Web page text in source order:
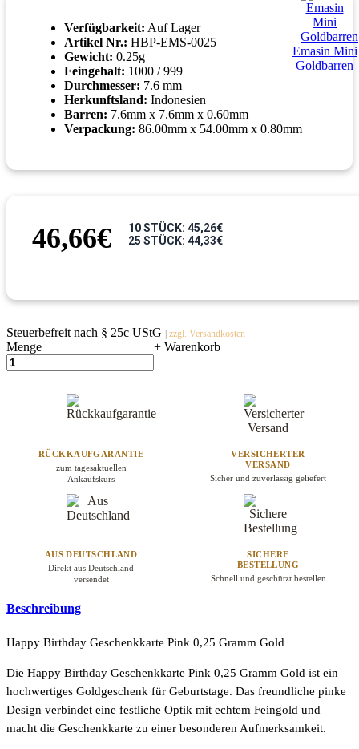
Verfügbarkeit: Auf Lager
Artikel Nr.: HBP-EMS-0025
Gewicht: 0.25g
Feingehalt: 1000 / 999
Durchmesser: 7.6 mm
Herkunftsland: Indonesien
Barren: 7.6mm x 7.6mm x 0.60mm
Verpackung: 86.00mm x 54.00mm x 0.80mm
Emasin Mini
Goldbarren
46,66€
10 STÜCK: 45,26€
25 STÜCK: 44,33€
Steuerbefreit nach § 25c UStG zzgl. Versandkosten
Menge + Warenkorb
RÜCKKAUFGARANTIE
zum tagesaktuellen
Ankaufskurs
VERSICHERTER
VERSAND
Sicher und zuverlässig geliefert
AUS DEUTSCHLAND
Direkt aus Deutschland
versendet
SICHERE
BESTELLUNG
Schnell und geschützt bestellen
Beschreibung
Happy Birthday Geschenkkarte Pink 0,25 Gramm Gold
Die Happy Birthday Geschenkkarte Pink 0,25 Gramm Gold ist ein
hochwertiges Goldgeschenk für Geburtstage. Das freundliche pinke
Design verbindet eine festliche Optik mit echtem Feingold und
macht die Geschenkkarte zu einer besonderen Aufmerksamkeit.